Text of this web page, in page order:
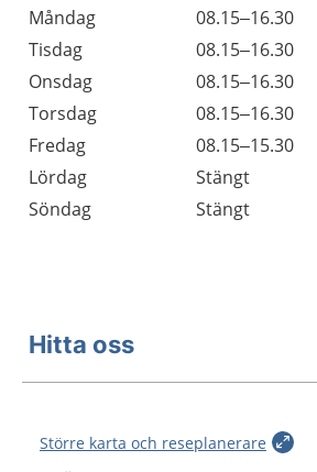
Dag
Öppettider
Kommentarer
Måndag
08.15–16.30
Tisdag
08.15–16.30
Onsdag
08.15–16.30
Torsdag
08.15–16.30
Fredag
08.15–15.30
Lördag
Stängt
Söndag
Stängt
Hitta oss
Större karta och reseplanerare